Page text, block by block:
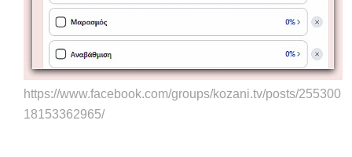
https://www.facebook.com/groups/kozani.tv/posts/255300
18153362965/